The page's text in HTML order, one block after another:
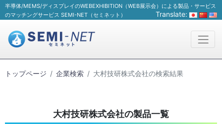
半導体/MEMS/ディスプレイのWEBEXHIBITION（WEB展示会）による製品・サービス
のマッチングサービス SEMI-NET（セミネット）
Translate:
トップページ 企業検索 大村技研株式会社の検索結果
大村技研株式会社の製品一覧